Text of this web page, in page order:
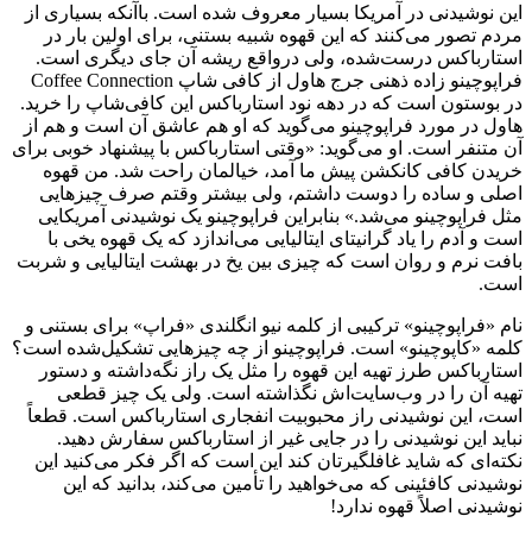
این نوشیدنی در آمریکا بسیار معروف شده است. باآنکه بسیاری از
مردم تصور می‌کنند که این قهوه شبیه بستنی، برای اولین بار در
استارباکس درست‌شده، ولی درواقع ریشه آن جای دیگری است.
فراپوچینو زاده ذهنی جرج هاول از کافی شاپ Coffee Connection
در بوستون است که در دهه نود استارباکس این کافی‌شاپ را خرید.
هاول در مورد فراپوچینو می‌گوید که او هم عاشق آن است و هم از
آن متنفر است. او می‌گوید: «وقتی استارباکس با پیشنهاد خوبی برای
خریدن کافی کانکشن پیش ما آمد، خیالمان راحت شد. من قهوه
اصلی و ساده را دوست داشتم، ولی بیشتر وقتم صرف چیزهایی
مثل فراپوچینو می‌شد.» بنابراین فراپوچینو یک نوشیدنی آمریکایی
است و آدم را یاد گرانیتای ایتالیایی می‌اندازد که یک قهوه یخی با
بافت نرم و روان است که چیزی بین یخ در بهشت ایتالیایی و شربت
است.
نام «فراپوچینو» ترکیبی از کلمه نیو انگلندی «فراپ» برای بستنی و
کلمه «کاپوچینو» است. فراپوچینو از چه چیزهایی تشکیل‌شده است؟
استارباکس طرز تهیه این قهوه را مثل یک راز نگه‌داشته و دستور
تهیه آن را در وب‌سایت‌اش نگذاشته است. ولی یک چیز قطعی
است، این نوشیدنی راز محبوبیت انفجاری استارباکس است. قطعاً
نباید این نوشیدنی را در جایی غیر از استارباکس سفارش دهید.
نکته‌ای که شاید غافلگیرتان کند این است که اگر فکر می‌کنید این
نوشیدنی کافئینی که می‌خواهید را تأمین می‌کند، بدانید که این
نوشیدنی اصلاً قهوه ندارد!